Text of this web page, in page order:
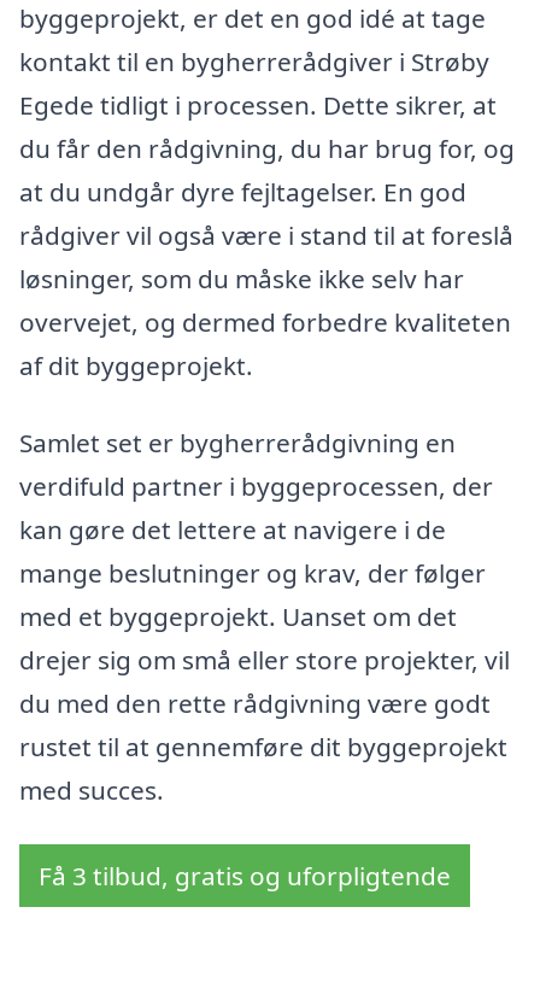
byggeprojekt, er det en god idé at tage
kontakt til en bygherrerådgiver i Strøby
Egede tidligt i processen. Dette sikrer, at
du får den rådgivning, du har brug for, og
at du undgår dyre fejltagelser. En god
rådgiver vil også være i stand til at foreslå
løsninger, som du måske ikke selv har
overvejet, og dermed forbedre kvaliteten
af dit byggeprojekt.
Samlet set er bygherrerådgivning en
verdifuld partner i byggeprocessen, der
kan gøre det lettere at navigere i de
mange beslutninger og krav, der følger
med et byggeprojekt. Uanset om det
drejer sig om små eller store projekter, vil
du med den rette rådgivning være godt
rustet til at gennemføre dit byggeprojekt
med succes.
Få 3 tilbud, gratis og uforpligtende